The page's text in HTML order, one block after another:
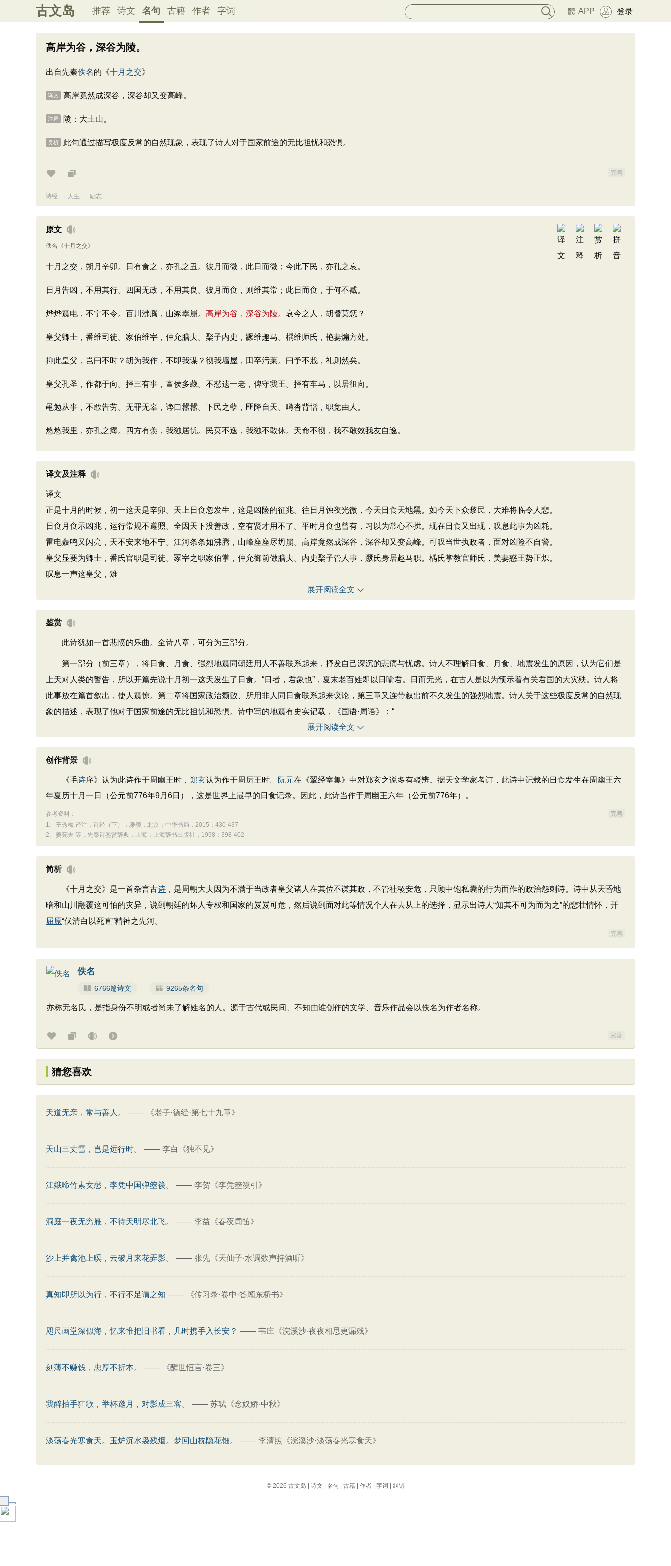
古文岛 推荐 诗文 名句 古籍 作者 字词 APP 登录
高岸为谷，深谷为陵。
出自先秦佚名的《十月之交》
译文 高岸竟然成深谷，深谷却又变高峰。
注释 陵：大土山。
赏析 此句通过描写极度反常的自然现象，表现了诗人对于国家前途的无比担忧和恐惧。
完善
诗经 人生 励志
原文
佚名 《十月之交》
十月之交，朔月辛卯。日有食之，亦孔之丑。彼月而微，此日而微；今此下民，亦孔之哀。
日月告凶，不用其行。四国无政，不用其良。彼月而食，则维其常；此日而食，于何不臧。
烨烨震电，不宁不令。百川沸腾，山冢崒崩。 高岸为谷，深谷为陵。 哀今之人，胡憯莫惩？
皇父卿士，番维司徒。家伯维宰，仲允膳夫。棸子内史，蹶维趣马。楀维师氏，艳妻煽方处。
抑此皇父，岂曰不时？胡为我作，不即我谋？彻我墙屋，田卒污莱。曰予不戕，礼则然矣。
皇父孔圣，作都于向。择三有事，亶侯多藏。不慭遗一老，俾守我王。择有车马，以居徂向。
黾勉从事，不敢告劳。无罪无辜，谗口嚣嚣。下民之孽，匪降自天。噂沓背憎，职竞由人。
悠悠我里，亦孔之痗。四方有羡，我独居忧。民莫不逸，我独不敢休。天命不彻，我不敢效我友自逸。
译文及注释
译文
正是十月的时候，初一这天是辛卯。天上日食忽发生，这是凶险的征兆。往日月蚀夜光微，今天日食天地黑。如今天下众黎民，大难将临令人悲。
日食月食示凶兆，运行常规不遵照。全因天下没善政，空有贤才用不了。平时月食也曾有，习以为常心不扰。现在日食又出现，叹息此事为凶耗。
雷电轰鸣又闪亮，天不安来地不宁。江河条条如沸腾，山峰座座尽坍崩。高岸竟然成深谷，深谷却又变高峰。可叹当世执政者，面对凶险不自警。
皇父显要为卿士，番氏官职是司徒。冢宰之职家伯掌，仲允御前做膳夫。内史棸子管人事，蹶氏身居趣马职。楀氏掌教官师氏，美妻惑王势正炽。
叹息一声这皇父，难
展开阅读全文
鉴赏
此诗犹如一首悲愤的乐曲。全诗八章，可分为三部分。
第一部分（前三章），将日食、月食、强烈地震同朝廷用人不善联系起来，抒发自己深沉的悲痛与忧虑。诗人不理解日食、月食、地震发生的原因，认为它们是
上天对人类的警告，所以开篇先说十月初一这天发生了日食。“日者，君象也”，夏末老百姓即以日喻君。日而无光，在古人是以为预示着有关君国的大灾殃。诗人将
此事放在篇首叙出，使人震惊。第二章将国家政治颓败、所用非人同日食联系起来议论，第三章又连带叙出前不久发生的强烈地震。诗人关于这些极度反常的自然现
象的描述，表现了他对于国家前途的无比担忧和恐惧。诗中写的地震有史实记载，《国语·周语》：“
展开阅读全文
创作背景
《毛诗序》认为此诗作于周幽王时， 郑玄认为作于周厉王时。 阮元在《揅经室集》中对郑玄之说多有驳辨。据天文学家考订，此诗中记载的日食发生在周幽王六
年夏历十月一日（公元前776年9月6日），这是世界上最早的日食记录。因此，此诗当作于周幽王六年（公元前776年）。
参考资料：
完善
1、
王秀梅 译注．诗经（下）：雅颂．北京：中华书局，2015：430-437
2、 姜亮夫 等．先秦诗鉴赏辞典．上海：上海辞书出版社，1998：398-402
简析
《十月之交》是一首杂言古诗 ，是周朝大夫因为不满于当政者皇父诸人在其位不谋其政，不管社稷安危，只顾中饱私囊的行为而作的政治怨刺诗。诗中从天昏地
暗和山川翻覆这可怕的灾异，说到朝廷的坏人专权和国家的岌岌可危，然后说到面对此等情况个人在去从上的选择，显示出诗人“知其不可为而为之”的悲壮情怀，开
屈原“伏清白以死直”精神之先河。
完善
佚名
6766篇诗文 9265条名句
亦称无名氏，是指身份不明或者尚未了解姓名的人。源于古代或民间、不知由谁创作的文学、音乐作品会以佚名为作者名称。
完善
猜您喜欢
天道无亲，常与善人。 —— 《老子·德经·第七十九章》
天山三丈雪，岂是远行时。 —— 李白《独不见》
江娥啼竹素女愁，李凭中国弹箜篌。 —— 李贺《李凭箜篌引》
洞庭一夜无穷雁，不待天明尽北飞。 —— 李益《春夜闻笛》
沙上并禽池上暝，云破月来花弄影。 —— 张先《天仙子·水调数声持酒听》
真知即所以为行，不行不足谓之知 —— 《传习录·卷中·答顾东桥书》
咫尺画堂深似海，忆来惟把旧书看，几时携手入长安？ —— 韦庄《浣溪沙·夜夜相思更漏残》
刻薄不赚钱，忠厚不折本。 —— 《醒世恒言·卷三》
我醉拍手狂歌，举杯邀月，对影成三客。 —— 苏轼《念奴娇·中秋》
淡荡春光寒食天。玉炉沉水袅残烟。梦回山枕隐花钿。 —— 李清照《浣溪沙·淡荡春光寒食天》
© 2026 古文岛 诗文 名句 古籍| 作者| 字词 纠错